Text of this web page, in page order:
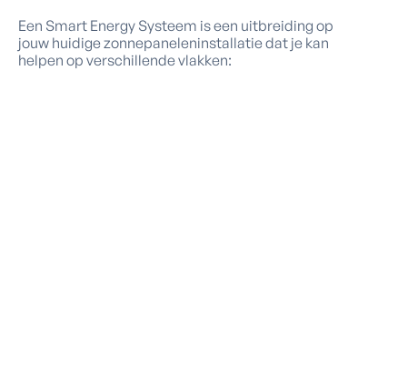
Een Smart Energy Systeem is een uitbreiding op
jouw huidige zonnepaneleninstallatie dat je kan
helpen op verschillende vlakken: